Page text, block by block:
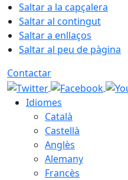
Saltar a la capçalera
Saltar al contingut
Saltar a enllaços
Saltar al peu de pàgina
Contactar
Idiomes
Català
Castellà
Anglès
Alemany
Francès